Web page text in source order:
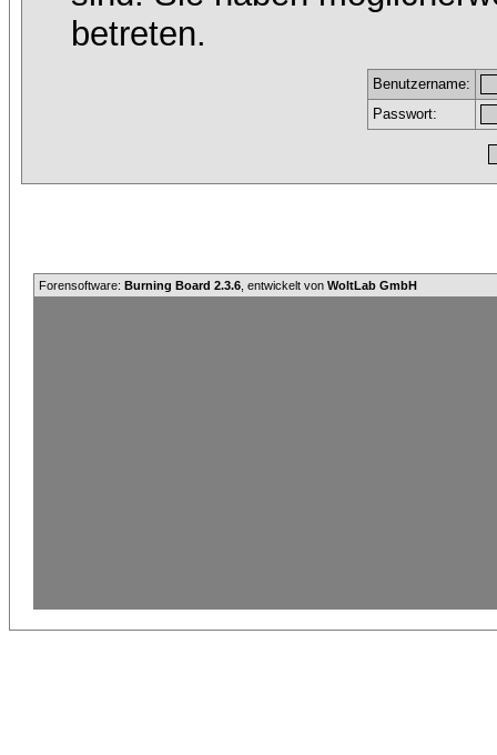
betreten.
Benutzername:
Passwort:
Forensoftware: Burning Board 2.3.6 , entwickelt von WoltLab GmbH